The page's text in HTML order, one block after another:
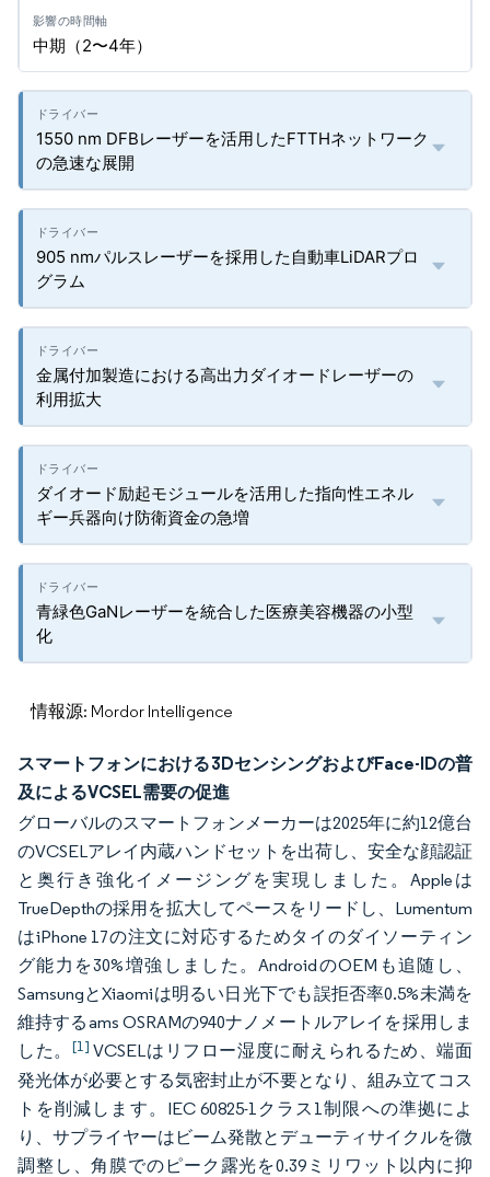
中期（2〜4年）
1550 nm DFBレーザーを活用したFTTHネットワーク
の急速な展開
905 nmパルスレーザーを採用した自動車LiDARプロ
グラム
金属付加製造における高出力ダイオードレーザーの
利用拡大
ダイオード励起モジュールを活用した指向性エネル
ギー兵器向け防衛資金の急増
青緑色GaNレーザーを統合した医療美容機器の小型
化
情報源: Mordor Intelligence
スマートフォンにおける3DセンシングおよびFace-IDの普
及によるVCSEL需要の促進
グローバルのスマートフォンメーカーは2025年に約12億台
のVCSELアレイ内蔵ハンドセットを出荷し、安全な顔認証
と奥行き強化イメージングを実現しました。Appleは
TrueDepthの採用を拡大してペースをリードし、Lumentum
はiPhone 17の注文に対応するためタイのダイソーティン
グ能力を30%増強しました。AndroidのOEMも追随し、
SamsungとXiaomiは明るい日光下でも誤拒否率0.5%未満を
維持するams OSRAMの940ナノメートルアレイを採用しま
した。 [1] VCSELはリフロー湿度に耐えられるため、端面
発光体が必要とする気密封止が不要となり、組み立てコス
トを削減します。IEC 60825-1クラス1制限への準拠によ
り、サプライヤーはビーム発散とデューティサイクルを微
調整し、角膜でのピーク露光を0.39ミリワット以内に抑